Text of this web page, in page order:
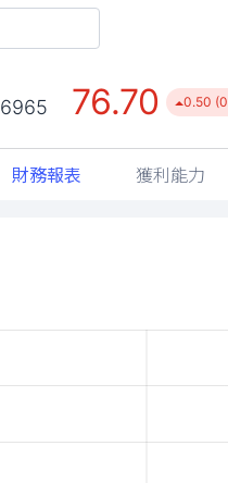
6965 76.70 0.50
財務報表 獲利能力